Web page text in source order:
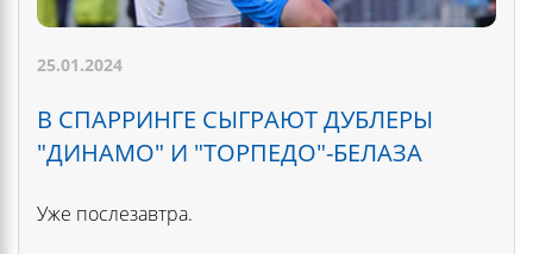
25.01.2024
В СПАРРИНГЕ СЫГРАЮТ ДУБЛЕРЫ
"ДИНАМО" И "ТОРПЕДО"-БЕЛАЗА
Уже послезавтра.